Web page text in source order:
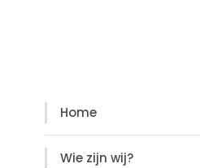
Home
Wie zijn wij?